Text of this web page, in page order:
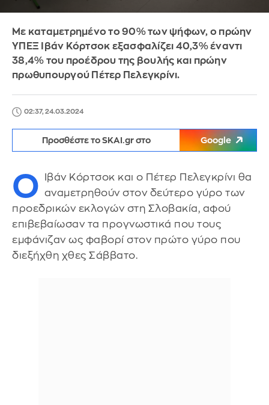
Με καταμετρημένο το 90% των ψήφων, ο πρώην
ΥΠΕΞ Ιβάν Κόρτσοκ εξασφαλίζει 40,3% έναντι
38,4% του προέδρου της βουλής και πρώην
πρωθυπουργού Πέτερ Πελεγκρίνι.
02:37, 24.03.2024
Προσθέστε το SKAI.gr στο Google
Ο
Ιβάν Κόρτσοκ και ο Πέτερ Πελεγκρίνι θα
αναμετρηθούν στον δεύτερο γύρο των
προεδρικών εκλογών στη Σλοβακία, αφού
επιβεβαίωσαν τα προγνωστικά που τους
εμφάνιζαν ως φαβορί στον πρώτο γύρο που
διεξήχθη χθες Σάββατο.